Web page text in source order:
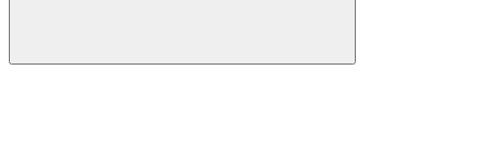
Buscar